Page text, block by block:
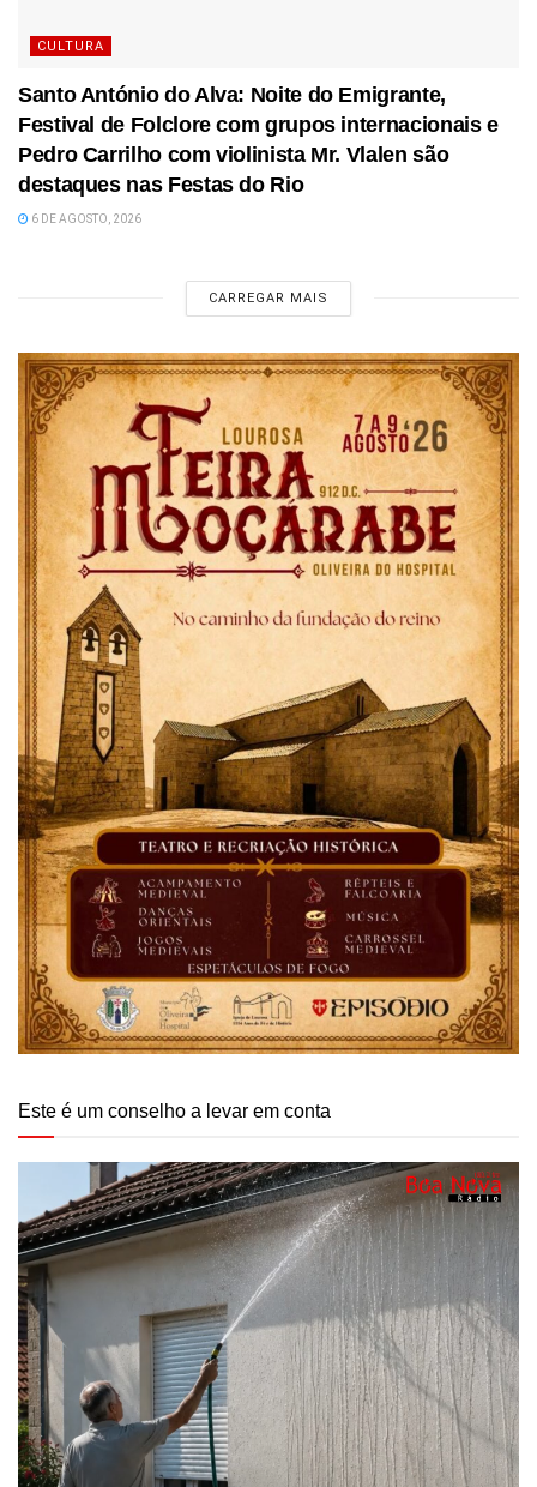
CULTURA
Santo António do Alva: Noite do Emigrante,
Festival de Folclore com grupos internacionais e
Pedro Carrilho com violinista Mr. Vlalen são
destaques nas Festas do Rio
6 DE AGOSTO, 2026
CARREGAR MAIS
Este é um conselho a levar em conta